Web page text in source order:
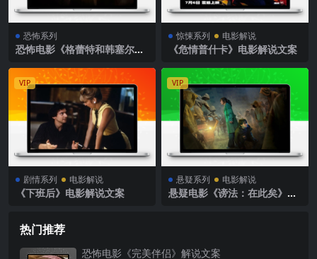
恐怖系列
恐怖电影《格蕾特和韩塞尔》
惊悚系列 电影解说
《危情普什卡》电影解说文案
VIP
剧情系列 电影解说
《下班后》电影解说文案
VIP
悬疑系列 电影解说
悬疑电影《谤法：在此矣》解
热门推荐
恐怖电影《完美伴侣》解说文案